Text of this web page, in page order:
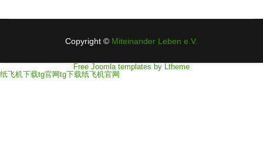
Copyright © Miteinander Leben e.V.
Free Joomla templates by Ltheme
纸飞机下载tg官网tg下载纸飞机官网